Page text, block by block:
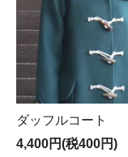
ダッフルコート
4,400円(税400円)